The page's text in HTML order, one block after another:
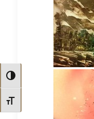
Nagy kontraszt váltása
Betűméret váltása